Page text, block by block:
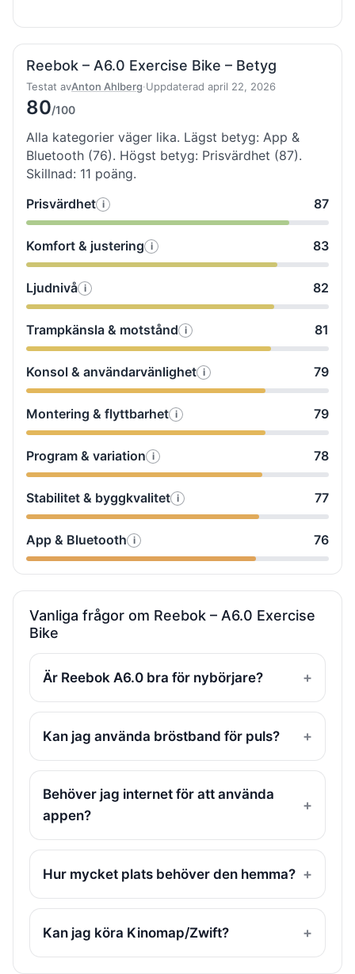
Reebok – A6.0 Exercise Bike – Betyg
Testat avAnton Ahlberg·Uppdaterad april 22, 2026
80/100
Alla kategorier väger lika. Lägst betyg: App &
Bluetooth (76). Högst betyg: Prisvärdhet (87).
Skillnad: 11 poäng.
Prisvärdhet i
Så
vi
87
Komfort & justering i
Så
Komfort
justering
83
Ljudnivå i
Så
vi
82
Trampkänsla & motstånd i
Så
81
Konsol & användarvänlighet i
Så
79
Montering & flyttbarhet i
Så
Montering
&
79
Program & variation i
Så
variation
78
Stabilitet & byggkvalitet i
Så
Stabilitet
&
byggkvalitet
77
App & Bluetooth i
Så
testade
vi
App
Bluetooth
76
Vanliga frågor om Reebok – A6.0 Exercise
Bike
Är Reebok A6.0 bra för nybörjare?
Kan jag använda bröstband för puls?
Behöver jag internet för att använda
appen?
Hur mycket plats behöver den hemma?
Kan jag köra Kinomap/Zwift?